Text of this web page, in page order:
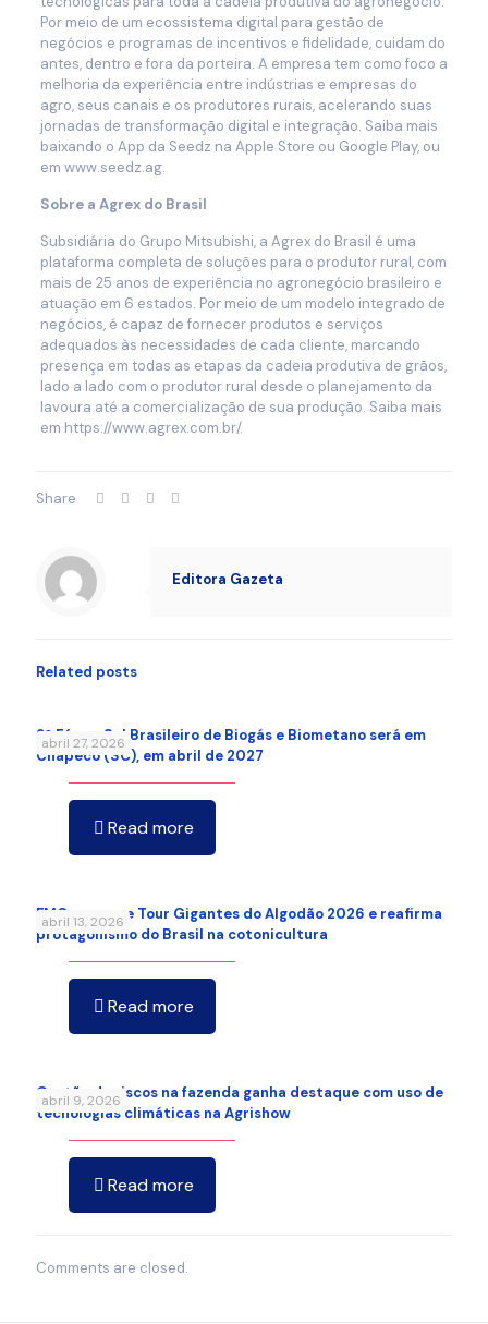
Por meio de um ecossistema digital para gestão de
negócios e programas de incentivos e fidelidade, cuidam do
antes, dentro e fora da porteira. A empresa tem como foco a
melhoria da experiência entre indústrias e empresas do
agro, seus canais e os produtores rurais, acelerando suas
jornadas de transformação digital e integração. Saiba mais
baixando o App da Seedz na Apple Store ou Google Play, ou
em www.seedz.ag.
Sobre a Agrex do Brasil
Subsidiária do Grupo Mitsubishi, a Agrex do Brasil é uma
plataforma completa de soluções para o produtor rural, com
mais de 25 anos de experiência no agronegócio brasileiro e
atuação em 6 estados. Por meio de um modelo integrado de
negócios, é capaz de fornecer produtos e serviços
adequados às necessidades de cada cliente, marcando
presença em todas as etapas da cadeia produtiva de grãos,
lado a lado com o produtor rural desde o planejamento da
lavoura até a comercialização de sua produção. Saiba mais
em https://www.agrex.com.br/.
Share
Editora Gazeta
Related posts
abril 27, 2026
9º Fórum Sul Brasileiro de Biogás e Biometano será em
Chapecó (SC), em abril de 2027
Read more
abril 13, 2026
FMC promove Tour Gigantes do Algodão 2026 e reafirma
protagonismo do Brasil na cotonicultura
Read more
abril 9, 2026
Gestão de riscos na fazenda ganha destaque com uso de
tecnologias climáticas na Agrishow
Read more
Comments are closed.